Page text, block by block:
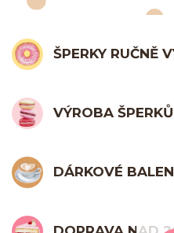
ŠPERKY RUČNĚ
VÝROBA
DÁRKOVÉ